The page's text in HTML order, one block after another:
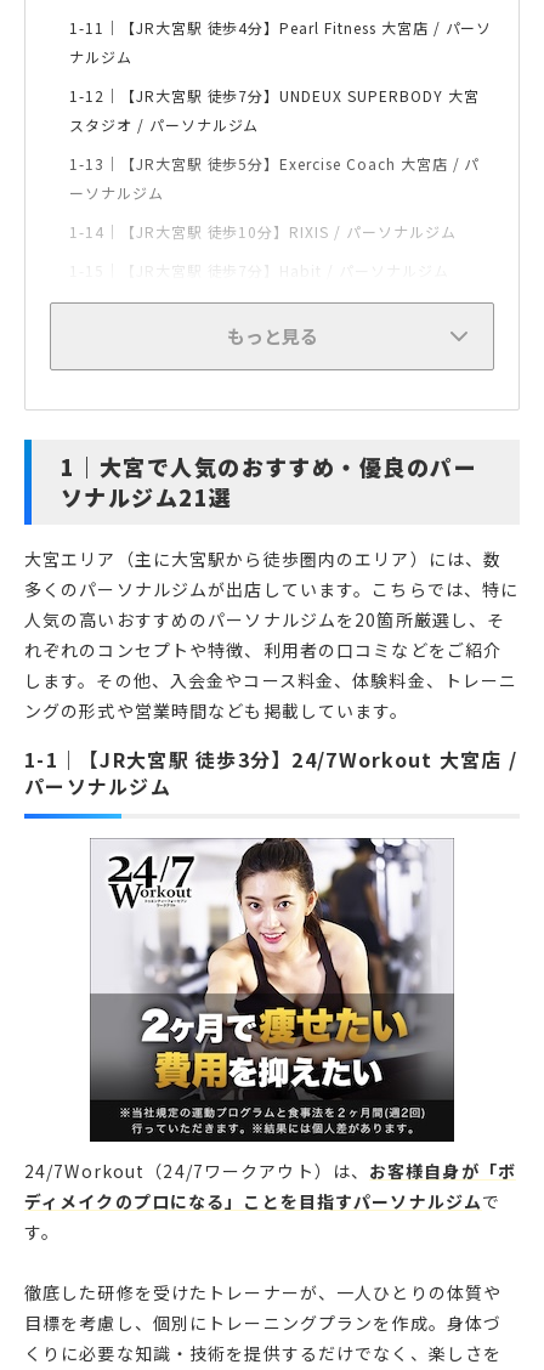
1-11｜
【JR大宮駅 徒歩4分】Pearl Fitness 大宮店 / パーソ
ナルジム
1-12｜
【JR大宮駅 徒歩7分】UNDEUX SUPERBODY 大宮
スタジオ / パーソナルジム
1-13｜
【JR大宮駅 徒歩5分】Exercise Coach 大宮店 / パ
ーソナルジム
1-14｜
【JR大宮駅 徒歩10分】RIXIS / パーソナルジム
【JR大宮駅 徒歩7分】Habit / パーソナルジム
もっと見る
大宮で人気のおすすめ・優良のパー
ソナルジム21選
大宮エリア（主に大宮駅から徒歩圏内のエリア）には、数
多くのパーソナルジムが出店しています。こちらでは、特に
人気の高いおすすめのパーソナルジムを20箇所厳選し、そ
れぞれのコンセプトや特徴、利用者の口コミなどをご紹介
します。その他、入会金やコース料金、体験料金、トレーニ
ングの形式や営業時間なども掲載しています。
【JR大宮駅 徒歩3分】24/7Workout 大宮店 /
パーソナルジム
24/7Workout（24/7ワークアウト）は、 お客様自身が「ボ
ディメイクのプロになる」ことを目指すパーソナルジムで
す。
徹底した研修を受けたトレーナーが、一人ひとりの体質や
目標を考慮し、個別にトレーニングプランを作成。身体づ
くりに必要な知識・技術を提供するだけでなく、楽しさを